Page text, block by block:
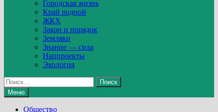
Городская жизнь
Край родной
ЖКХ
Закон и порядок
Земляки
Знание — сила
Нацпроекты
Экология
Найти:
Меню
Общество